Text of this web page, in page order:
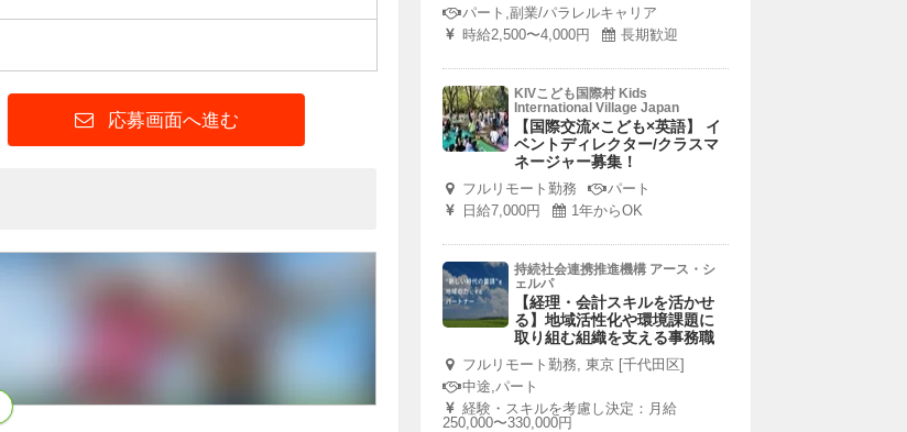
応募画面へ進む
パート,副業/パラレルキャリア
時給2,500〜4,000円
長期歓迎
KIVこども国際村 Kids
International Village Japan
【国際交流×こども×英語】 イ
ベントディレクター/クラスマ
ネージャー募集！
フルリモート勤務
パート
日給7,000円
1年からOK
持続社会連携推進機構 アース・シ
ェルパ
【経理・会計スキルを活かせ
る】地域活性化や環境課題に
取り組む組織を支える事務職
フルリモート勤務, 東京 [千代田区]
中途,パート
経験・スキルを考慮し決定：月給
250,000〜330,000円